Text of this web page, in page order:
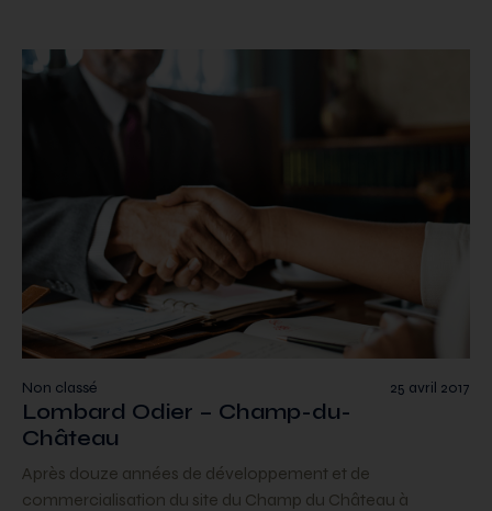
25 avril 2017
Non classé
Lombard Odier – Champ-du-
Château
Après douze années de développement et de
commercialisation du site du Champ du Château à